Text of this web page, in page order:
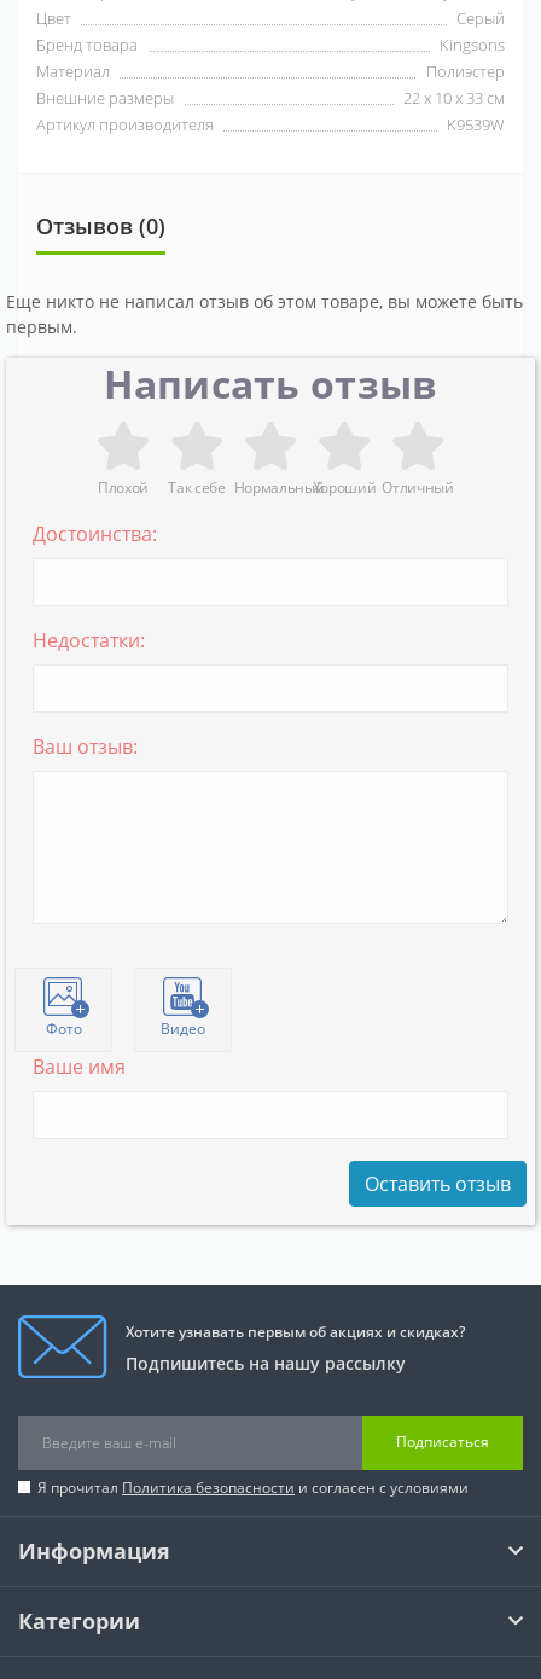
Цвет
Серый
Бренд товара
Kingsons
Материал
Полиэстер
Внешние размеры
22 х 10 х 33 см
Артикул производителя
K9539W
Отзывов (0)
Еще никто не написал отзыв об этом товаре, вы можете быть
первым.
Написать отзыв
Плохой Так себе НормальныйХороший Отличный
Достоинства:
Недостатки:
Ваш отзыв:
Фото Видео
Ваше имя
Оставить отзыв
Хотите узнавать первым об акциях и скидках?
Подпишитесь на нашу рассылку
Подписаться
Я прочитал Политика безопасности и согласен с условиями
Информация
Категории